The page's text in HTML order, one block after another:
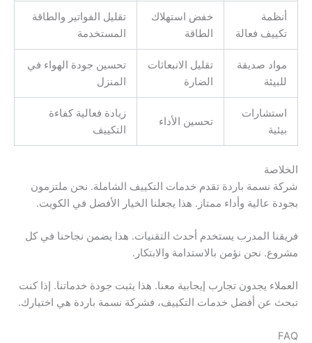
أنظمة
تكييف فعالة
خفض استهلاك
الطاقة
تقليل الفواتير والطاقة
المستخدمة
مواد صديقة
للبيئة
تقليل الانبعاثات
الضارة
تحسين جودة الهواء في
المنزل
استشارات
بيئية
تحسين الأداء
زيادة فعالية كفاءة
التكييف
الخلاصة
شركة نسمة باردة تقدم خدمات التكييف الشاملة. نحن ملتزمون
بجودة عالية وأداء ممتاز. هذا يجعلنا الخيار الأفضل في الكويت.
فريقنا المدرب يستخدم أحدث التقنيات. هذا يضمن نجاحنا في كل
مشروع. نحن نؤمن بالاستدامة والابتكار.
العملاء يجدون تجارب إيجابية معنا. هذا يثبت جودة خدماتنا. إذا كنت
تبحث عن أفضل خدمات التكييف، فشركة نسمة باردة هي اختيارك.
FAQ